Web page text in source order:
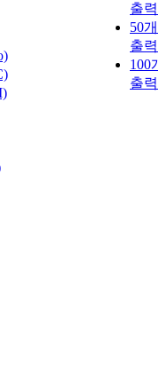
출력
50
출력
100
출력